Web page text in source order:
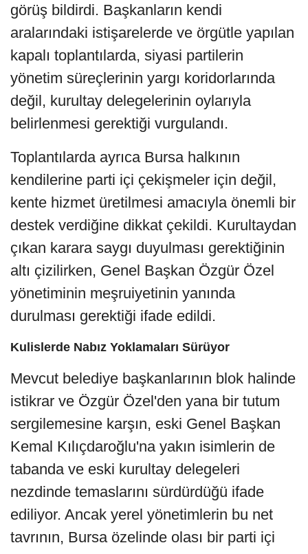
görüş bildirdi. Başkanların kendi
aralarındaki istişarelerde ve örgütle yapılan
kapalı toplantılarda, siyasi partilerin
yönetim süreçlerinin yargı koridorlarında
değil, kurultay delegelerinin oylarıyla
belirlenmesi gerektiği vurgulandı.
Toplantılarda ayrıca Bursa halkının
kendilerine parti içi çekişmeler için değil,
kente hizmet üretilmesi amacıyla önemli bir
destek verdiğine dikkat çekildi. Kurultaydan
çıkan karara saygı duyulması gerektiğinin
altı çizilirken, Genel Başkan Özgür Özel
yönetiminin meşruiyetinin yanında
durulması gerektiği ifade edildi.
Kulislerde Nabız Yoklamaları Sürüyor
Mevcut belediye başkanlarının blok halinde
istikrar ve Özgür Özel'den yana bir tutum
sergilemesine karşın, eski Genel Başkan
Kemal Kılıçdaroğlu'na yakın isimlerin de
tabanda ve eski kurultay delegeleri
nezdinde temaslarını sürdürdüğü ifade
ediliyor. Ancak yerel yönetimlerin bu net
tavrının, Bursa özelinde olası bir parti içi